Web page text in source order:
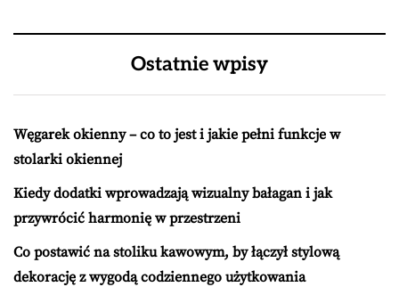
Ostatnie wpisy
Węgarek okienny – co to jest i jakie pełni funkcje w
stolarki okiennej
Kiedy dodatki wprowadzają wizualny bałagan i jak
przywrócić harmonię w przestrzeni
Co postawić na stoliku kawowym, by łączył stylową
dekorację z wygodą codziennego użytkowania